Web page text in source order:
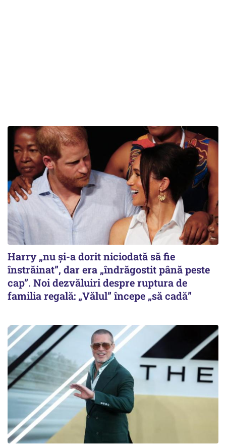
Harry „nu și-a dorit niciodată să fie
înstrăinat”, dar era „îndrăgostit până peste
cap”. Noi dezvăluiri despre ruptura de
familia regală: „Vălul” începe „să cadă”